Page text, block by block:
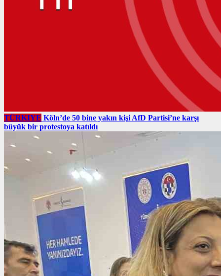
TÜRKIYE Köln’de 50 bine yakın kişi AfD Partisi’ne karşı
büyük bir protestoya katıldı